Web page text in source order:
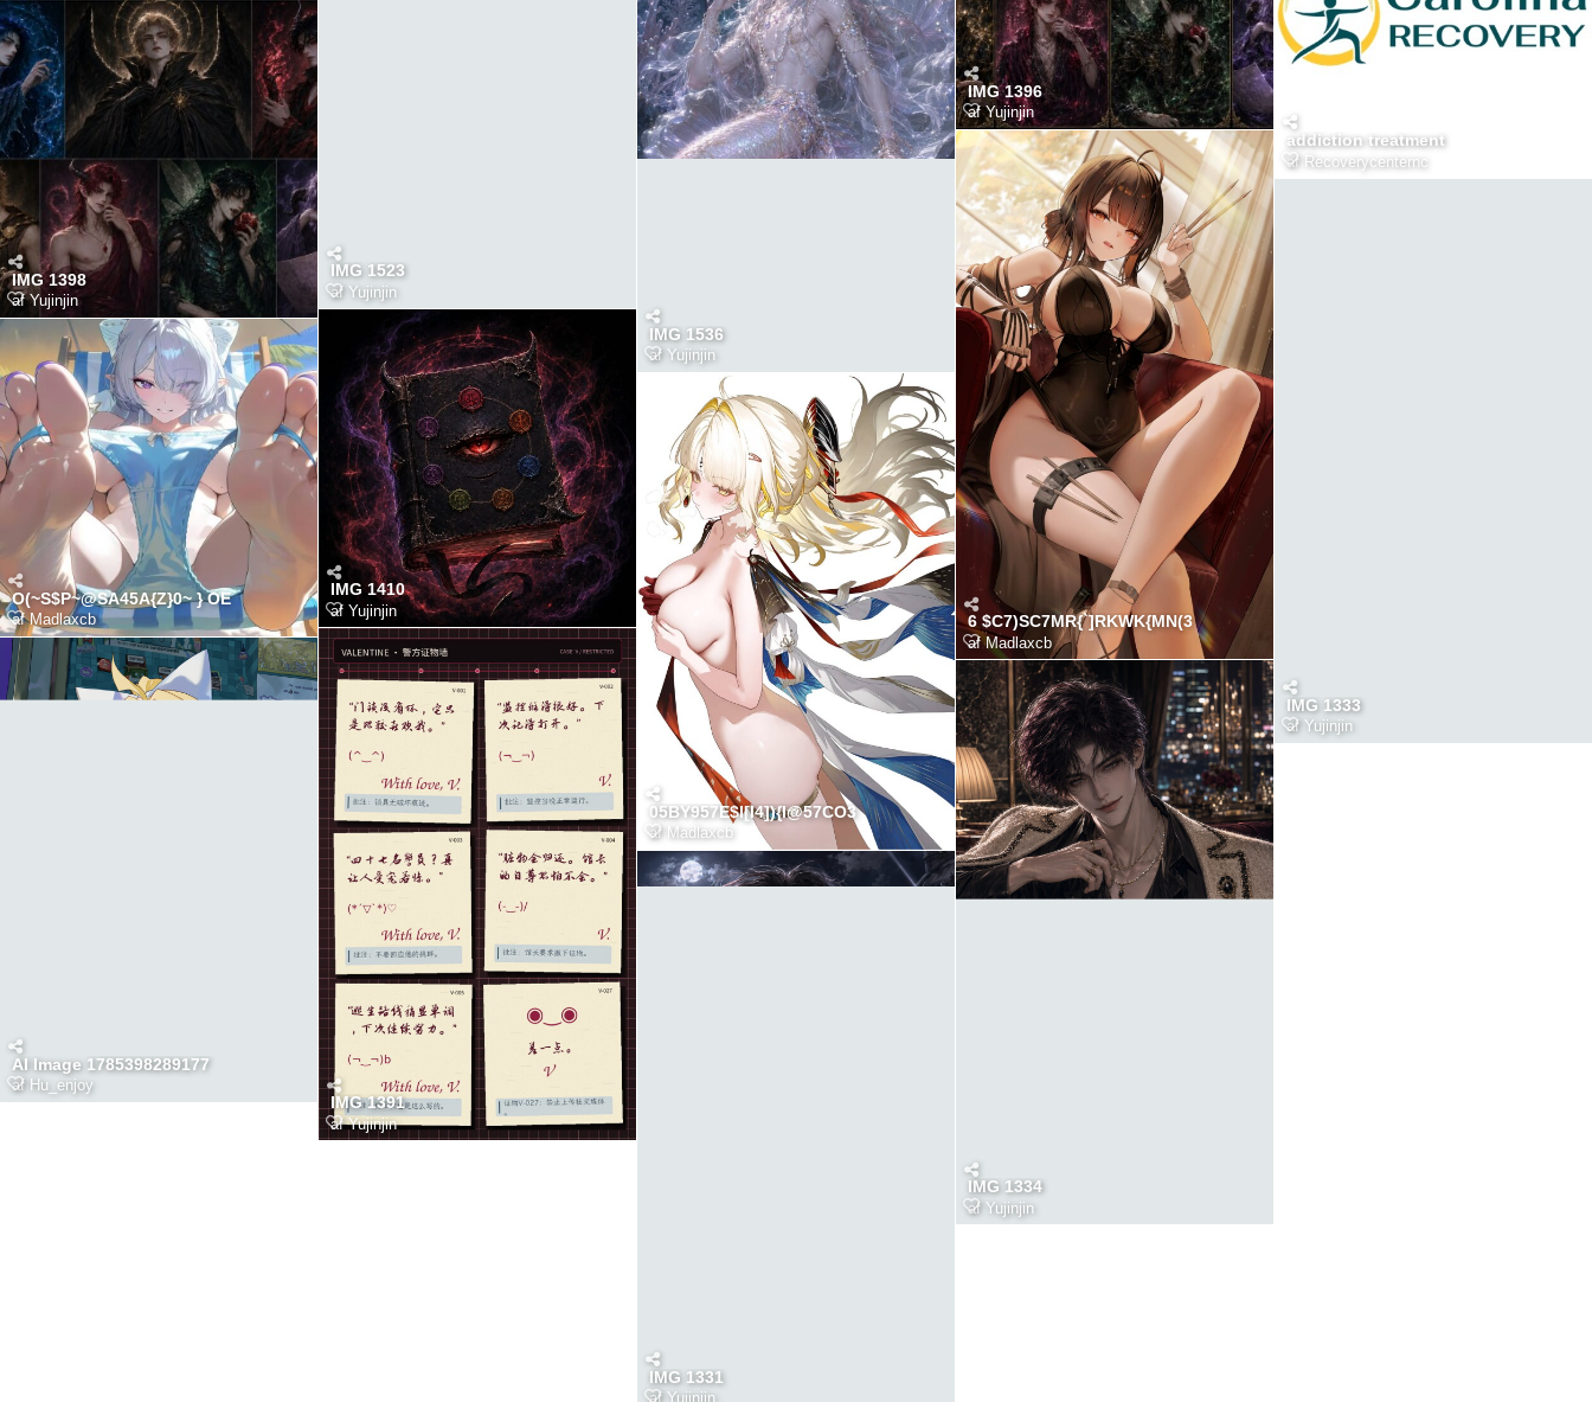
IMG 1523
af Yujinjin
IMG 1536
af Yujinjin
IMG 1396
afYujinjin
IMG 1398
afYujinjin
IMG 1410
af Yujinjin
05BY957E$I[I4]){I@57CO3
af Madlaxcb
6 $C7)SC7MR{`]RKWK{MN(3
afMadlaxcb
addiction treatment
af Recoverycenternc
O(~S$P~@SA45A{Z}0~ } OE
afMadlaxcb
IMG 1391
afYujinjin
IMG 1331
af Yujinjin
IMG 1334
af Yujinjin
IMG 1333
af Yujinjin
AI Image 1785398289177
af Hu_enjoy